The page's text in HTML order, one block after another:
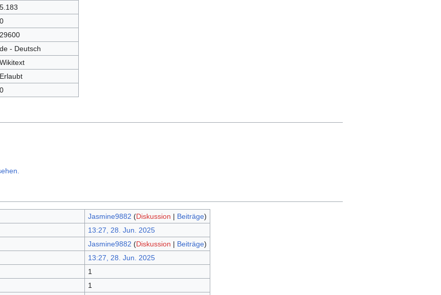
5.183
0
29600
de - Deutsch
Wikitext
Erlaubt
0
Jasmine9882 (Diskussion | Beiträge)
13:27, 28. Jun. 2025
Jasmine9882 (Diskussion | Beiträge)
13:27, 28. Jun. 2025
1
1